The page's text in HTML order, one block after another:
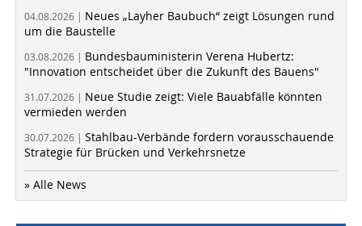
04.08.2026 | Neues „Layher Baubuch“ zeigt Lösungen rund
um die Baustelle
03.08.2026 | Bundesbauministerin Verena Hubertz:
"Innovation entscheidet über die Zukunft des Bauens"
31.07.2026 | Neue Studie zeigt: Viele Bauabfälle könnten
vermieden werden
30.07.2026 | Stahlbau-Verbände fordern vorausschauende
Strategie für Brücken und Verkehrsnetze
» Alle News